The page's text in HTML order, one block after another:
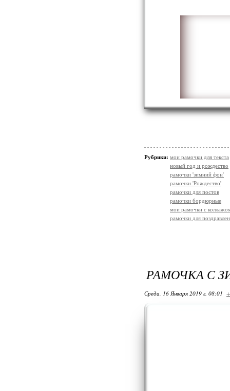
Рубрики: мои рамочки для текста
новый год и рождество
рамочки 'зимний фон'
рамочки 'Рождество'
рамочки для постов
рамочки бордюрные
мои рамочки с
рамочки для
РАМОЧКА С
Среда, 16 Января 2019 г. 08:01